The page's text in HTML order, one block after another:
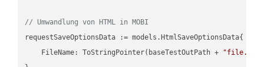
// Umwandlung von HTML in MOBI
requestSaveOptionsData := models.HtmlSaveOptionsData{
    FileName: ToStringPointer(baseTestOutPath +